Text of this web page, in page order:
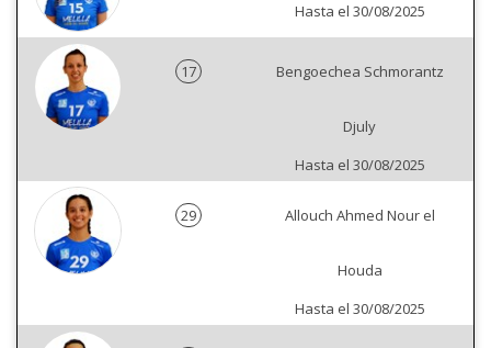
Hasta el 30/08/2025
17 Bengoechea Schmorantz
Djuly
Hasta el 30/08/2025
29 Allouch Ahmed Nour el
Houda
Hasta el 30/08/2025